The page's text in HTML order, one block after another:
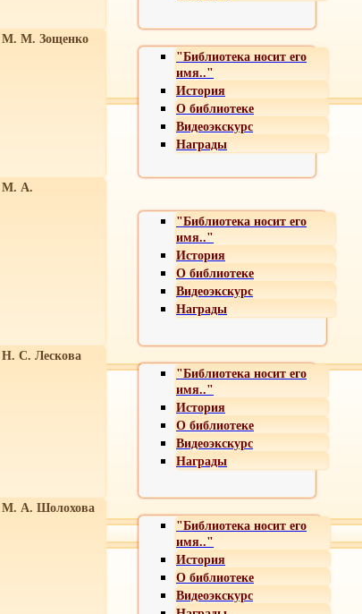
М. М. Зощенко
"Библиотека носит его
имя.."
История
О библиотеке
Видеоэкскурс
Награды
М. А.
"Библиотека носит его
имя.."
История
О библиотеке
Видеоэкскурс
Награды
С. Лескова
"Библиотека носит его
имя.."
История
О библиотеке
Видеоэкскурс
Награды
М. А. Шолохова
"Библиотека носит его
имя.."
История
О библиотеке
Видеоэкскурс